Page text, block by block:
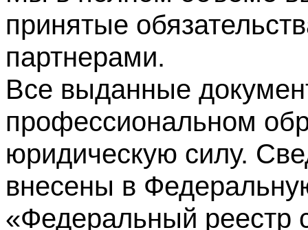
принятые
партнерами.
Все выданные
профессиональном
юридическую силу.
внесены в
«Федеральный реестр